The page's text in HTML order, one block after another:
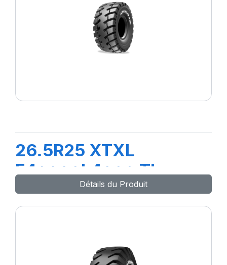
26.5R25 XTXL
E4****L4*** TL
Détails du Produit